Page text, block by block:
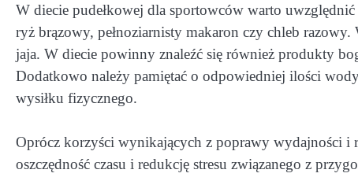
W diecie pudełkowej dla sportowców warto
ryż brązowy, pełnoziarnisty makaron czy chleb
jaja. W diecie powinny znaleźć się również produkty
Dodatkowo należy pamiętać o odpowiedniej ilości
wysiłku fizycznego.
Oprócz korzyści wynikających z poprawy wydajności i
oszczędność czasu i redukcję stresu związanego z